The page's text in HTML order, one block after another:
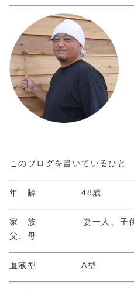
このブログを書いているひ
年 齢 48歳
家 族 妻一人、子供2人
父、母
血液型 A型